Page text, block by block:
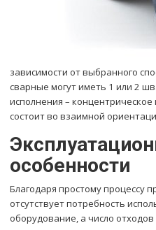
зависимости от выбранного
сварные могут иметь 1 или 2
исполнения –
состоит во взаимной
особенности
Благодаря простому процессу
отсутствует потребность
оборудование, а число